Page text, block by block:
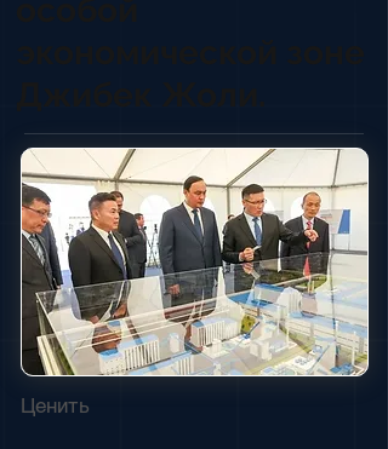
Ценить